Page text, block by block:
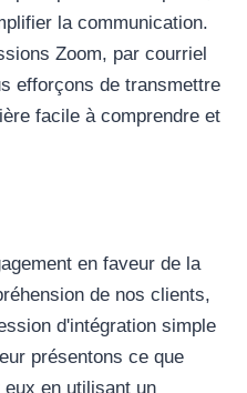
la communication.
Zoom, par courriel
efforçons de transmettre
facile à comprendre et
en faveur de la
de nos clients,
d'intégration simple
présentons ce que
en utilisant un